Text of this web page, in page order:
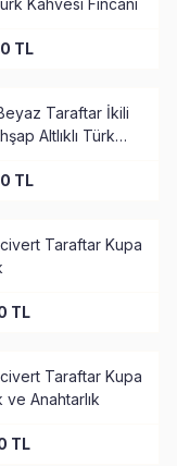
TL
Taraftar İkili
Altlıklı Türk
TL
Taraftar Kupa
TL
Taraftar Kupa
ve Anahtarlık
TL